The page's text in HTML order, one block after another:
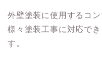
外壁塗装に使用するコ
様々塗装工事に対応で
す。